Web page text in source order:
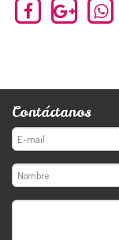
Contáctanos